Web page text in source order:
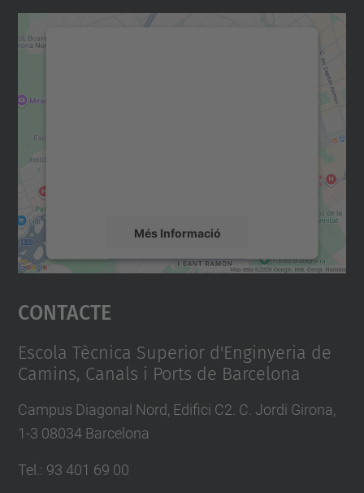
Més Informació
Accepta
powered by
Contacte
Escola Tècnica Superior d'Enginyeria de
Camins, Canals i Ports de Barcelona
Campus Diagonal Nord, Edifici C2. C. Jordi Girona,
1-3 08034 Barcelona
Tel.: 93 401 69 00